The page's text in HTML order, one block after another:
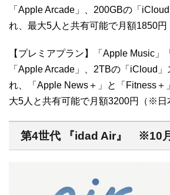
「Apple Arcade」、200GBの「
れ、最大5人と共有可能で月額1850円
【プレミアプラン】「Apple Music」
「Apple Arcade」、2TBの「iCloud」
れ、「Apple News＋」と「Fitness＋
大5人と共有可能で月額3200円（※日
第4世代 『idad Air』 ※10